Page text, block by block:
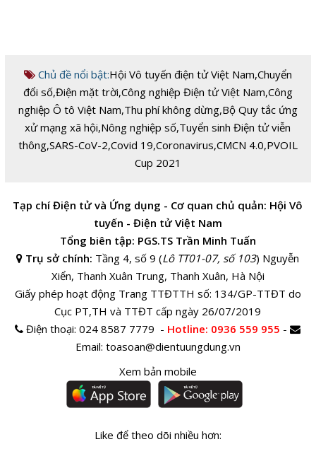
Chủ đề nổi bật:Hội Vô tuyến điện tử Việt Nam,Chuyển
đổi số,Điện mặt trời,Công nghiệp Điện tử Việt Nam,Công
nghiệp Ô tô Việt Nam,Thu phí không dừng,Bộ Quy tắc ứng
xử mạng xã hội,Nông nghiệp số,Tuyển sinh Điện tử viễn
thông,SARS-CoV-2,Covid 19,Coronavirus,CMCN 4.0,PVOIL
Cup 2021
Tạp chí Điện tử và Ứng dụng - Cơ quan chủ quản: Hội Vô
tuyến - Điện tử Việt Nam
Tổng biên tập: PGS.TS Trần Minh Tuấn
Trụ sở chính: Tầng 4, số 9 (Lô TT01-07, số 103) Nguyễn
Xiển, Thanh Xuân Trung, Thanh Xuân, Hà Nội
Giấy phép hoạt động Trang TTĐTTH số: 134/GP-TTĐT do
Cục PT,TH và TTĐT cấp ngày 26/07/2019
Điện thoại:024 8587 7779 - Hotline: 0936 559 955 -
Email: toasoan@dientuungdung.vn
Xem bản mobile
Like để theo dõi nhiều hơn: